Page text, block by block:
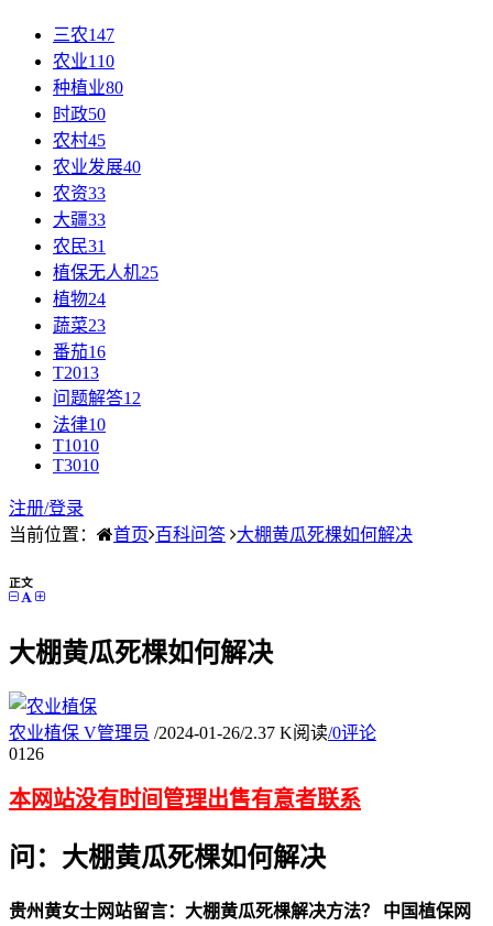
三农147
农业110
种植业80
时政50
农村45
农业发展40
农资33
大疆33
农民31
植保无人机25
植物24
蔬菜23
番茄16
T2013
问题解答12
法律10
T1010
T3010
注册/登录
当前位置：
首页 百科问答 大棚黄瓜死棵如何解决
正文
大棚黄瓜死棵如何解决
农业植保 V管理员 /2024-01-26/2.37 K阅读/0评论
01 26
本网站没有时间管理出售有意者联系
问：大棚黄瓜死棵如何解决
贵州黄女士网站留言：大棚黄瓜死棵解决方法？
中国植保网